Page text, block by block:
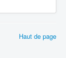
Haut de page